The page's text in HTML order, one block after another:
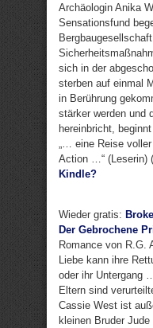
Archäologin Anika
Sensationsfund
sich in der
sterben auf einmal
in Berührung
stärker werden und
hereinbricht,
„… eine Reise
Action …“ (Leserin)
Kindle?
Wieder gratis:
Der Gebrochene
Romance von R.G.
Liebe kann ihre
oder ihr Untergang
Eltern sind
Cassie West ist
kleinen Bruder